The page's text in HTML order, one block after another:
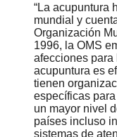
La acupuntura
mundial y
Organización
1996, la OMS
afecciones para
acupuntura es
tienen
específicas
un mayor nivel
países incluso
sistemas de